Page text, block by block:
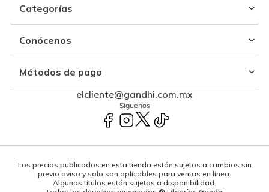
Categorías
Conócenos
Métodos de pago
elcliente@gandhi.com.mx
Síguenos
Los precios publicados en esta tienda están sujetos a cambios sin
previo aviso y solo son aplicables para ventas en línea.
Algunos títulos están sujetos a disponibilidad.